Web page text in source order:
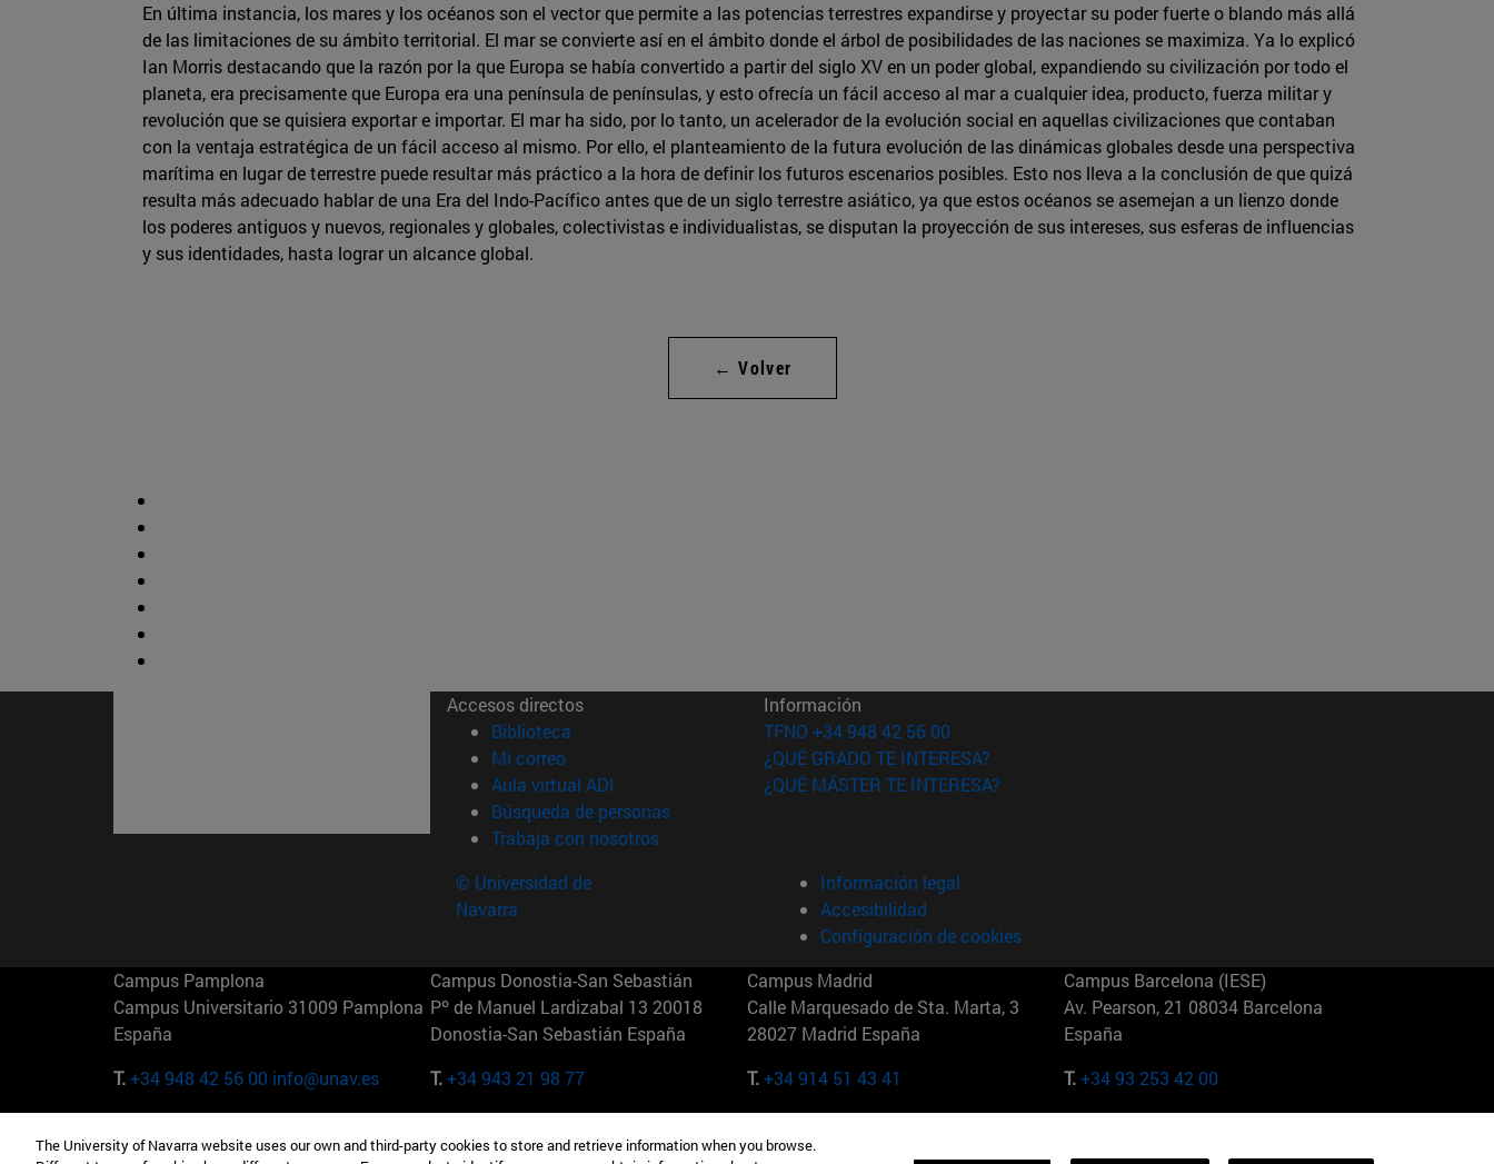
En última instancia, los mares y los océanos son el vector que permite a las potencias terrestres expandirse y proyectar su poder fuerte o blando más allá
de las limitaciones de su ámbito territorial. El mar se convierte así en el ámbito donde el árbol de posibilidades de las naciones se maximiza. Ya lo explicó
Ian Morris destacando que la razón por la que Europa se había convertido a partir del siglo XV en un poder global, expandiendo su civilización por todo el
planeta, era precisamente que Europa era una península de penínsulas, y esto ofrecía un fácil acceso al mar a cualquier idea, producto, fuerza militar y
revolución que se quisiera exportar e importar. El mar ha sido, por lo tanto, un acelerador de la evolución social en aquellas civilizaciones que contaban
con la ventaja estratégica de un fácil acceso al mismo. Por ello, el planteamiento de la futura evolución de las dinámicas globales desde una perspectiva
marítima en lugar de terrestre puede resultar más práctico a la hora de definir los futuros escenarios posibles. Esto nos lleva a la conclusión de que quizá
resulta más adecuado hablar de una Era del Indo-Pacífico antes que de un siglo terrestre asiático, ya que estos océanos se asemejan a un lienzo donde
los poderes antiguos y nuevos, regionales y globales, colectivistas e individualistas, se disputan la proyección de sus intereses, sus esferas de influencias
y sus identidades, hasta lograr un alcance global.
← Volver
Accesos directos
Biblioteca (abre en nueva ventana)
Mi correo(abre en nueva ventana)
Aula virtual ADI (abre en nueva ventana)
Búsqueda de personas(abre en nueva ventana)
Trabaja con nosotros(abre en nueva ventana)
Información
TFNO +34 948 42 56 00
¿QUÉ GRADO TE INTERESA?
¿QUÉ MÁSTER TE INTERESA?
© Universidad de
Navarra
Información legal
Accesibilidad
Configuración de cookies
Campus Pamplona
Campus Universitario 31009 Pamplona
España
T.+34 948 42 56 00 info@unav.es
Campus Donostia-San Sebastián
Pº de Manuel Lardizabal 13 20018
Donostia-San Sebastián España
T.+34 943 21 98 77
Campus Madrid
Calle Marquesado de Sta. Marta, 3
28027 Madrid España
T.+34 914 51 43 41
Campus Barcelona (IESE)
Av. Pearson, 21 08034 Barcelona
España
T.+34 93 253 42 00
Camino del Cerro Águila 3 28023
165 W 57th St 10019-2201 Nueva York Maria-Theresia-Straße 15 81675
The University of Navarra website uses our own and third-party cookies to store and retrieve information when you browse.